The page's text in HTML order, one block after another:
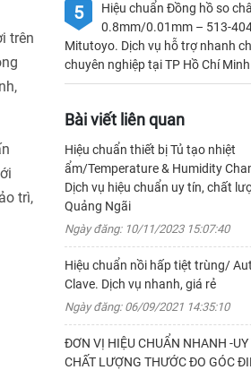
trên
trì,
5
Hiệu chuẩn Đồng hồ so
0.8mm/0.01mm – 513-
Mitutoyo. Dịch vụ hỗ trợ nhanh
chuyên nghiệp tại TP Hồ Chí Minh
Bài viết liên quan
Hiệu chuẩn thiết bị Tủ tạo nhiệt
ẩm/Temperature & Humidity
Dịch vụ hiệu chuẩn uy tín, chất
Quảng Ngãi
Ngày đăng: 10/11/2023 15:07:40
Hiệu chuẩn nồi hấp tiệt trùng/
Clave. Dịch vụ nhanh, giá rẻ
Ngày đăng: 06/09/2021 14:35:10
ĐƠN VỊ HIỆU CHUẨN NHANH -UY
CHẤT LƯỢNG THƯỚC ĐO GÓC